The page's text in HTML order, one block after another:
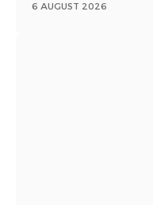
6 AUGUST 2026